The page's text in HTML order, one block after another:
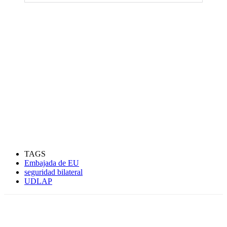
TAGS
Embajada de EU
seguridad bilateral
UDLAP